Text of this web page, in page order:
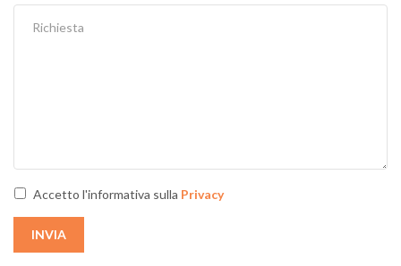
Accetto l'informativa sulla Privacy
INVIA